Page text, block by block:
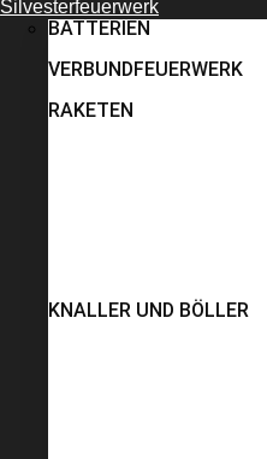
Silvesterfeuerwerk
BATTERIEN
VERBUNDFEUERWERK
RAKETEN
KNALLER UND BÖLLER